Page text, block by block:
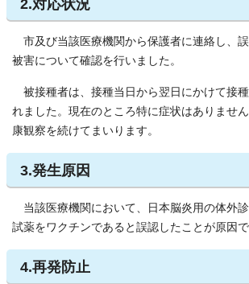
2.対応状況
市及び当該医療機関から保護者に連絡し、
被害について確認を行いました。
被接種者は、接種当日から翌日にかけて接
れました。現在のところ特に症状はありませ
康観察を続けてまいります。
3.発生原因
当該医療機関において、日本脳炎用の体外
試薬をワクチンであると誤認したことが原因で
4.再発防止